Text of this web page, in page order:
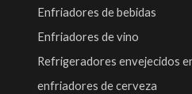
Enfriadores de bebidas
Enfriadores de vino
Refrigeradores envejecidos
enfriadores de cerveza